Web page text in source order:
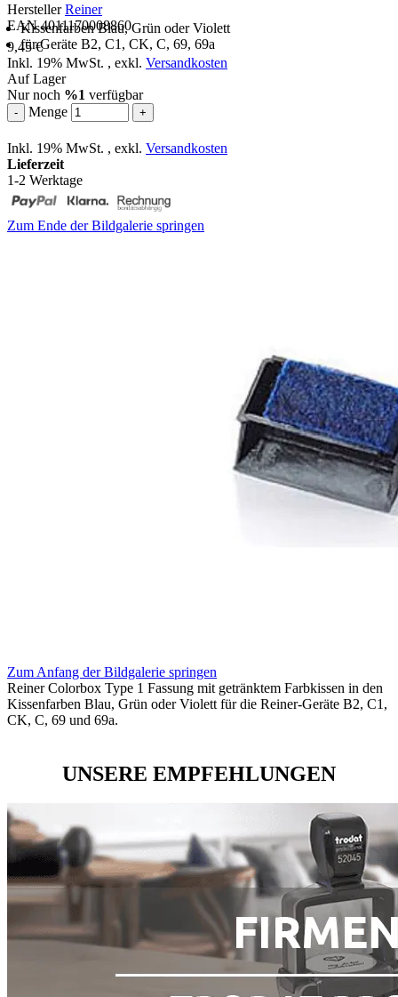
HerstellerReiner
EAN 4011170008860
Kissenfarben Blau, Grün oder Violett
für Geräte B2, C1, CK, C, 69, 69a
9,45 €
Inkl. 19% MwSt. , exkl. Versandkosten
Auf Lager
Nur noch %1 verfügbar
- Menge +
Inkl. 19% MwSt. , exkl. Versandkosten
Lieferzeit
1-2 Werktage
Zum Ende der Bildgalerie springen
Zum Anfang der Bildgalerie springen
Reiner Colorbox Type 1 Fassung mit getränktem Farbkissen in den
Kissenfarben Blau, Grün oder Violett für die Reiner-Geräte B2, C1,
CK, C, 69 und 69a.
UNSERE EMPFEHLUNGEN